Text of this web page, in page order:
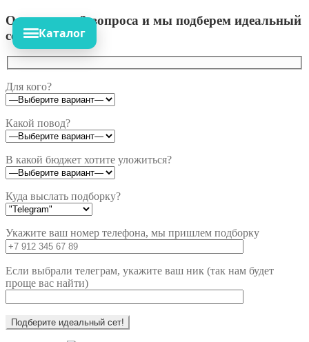
Ответьте на 3 вопроса и мы подберем идеальный
сет!
Для кого?
Какой повод?
В какой бюджет хотите уложиться?
Куда выслать подборку?
Укажите ваш номер телефона, мы пришлем подборку
Если выбрали телеграм, укажите ваш ник (так нам будет
проще вас найти)
Каталог